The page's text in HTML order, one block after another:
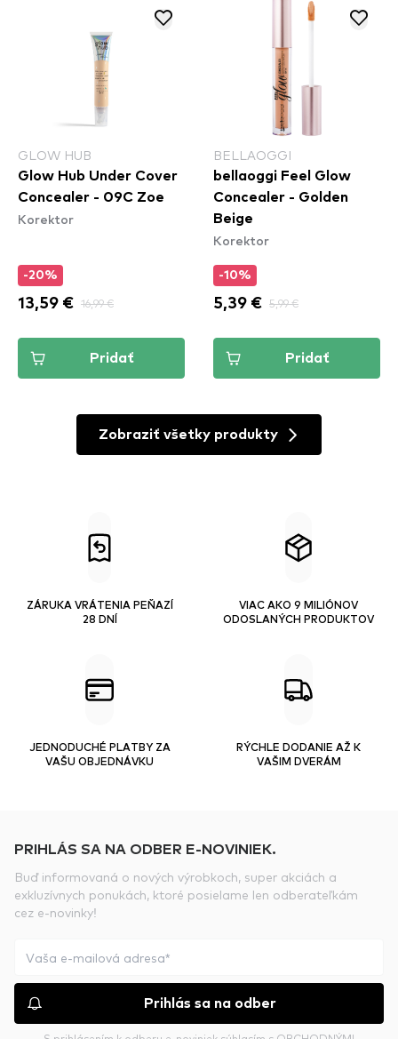
GLOW HUB
Glow Hub Under Cover
Concealer - 09C Zoe
Korektor
-20%
13,59 € 16,99 €
Pridať
BELLAOGGI
bellaoggi Feel Glow
Concealer - Golden
Beige
Korektor
-10%
5,39 € 5,99 €
Pridať
Zobraziť všetky produkty
ZÁRUKA VRÁTENIA PEŇAZÍ
28 DNÍ
VIAC AKO 9 MILIÓNOV
ODOSLANÝCH PRODUKTOV
JEDNODUCHÉ PLATBY ZA
VAŠU OBJEDNÁVKU
RÝCHLE DODANIE AŽ K
VAŠIM DVERÁM
PRIHLÁS SA NA ODBER E-NOVINIEK.
Buď informovaná o nových výrobkoch, super akciách a
exkluzívnych ponukách, ktoré posielame len odberateľkám
cez e-novinky!
Prihlás sa na odber